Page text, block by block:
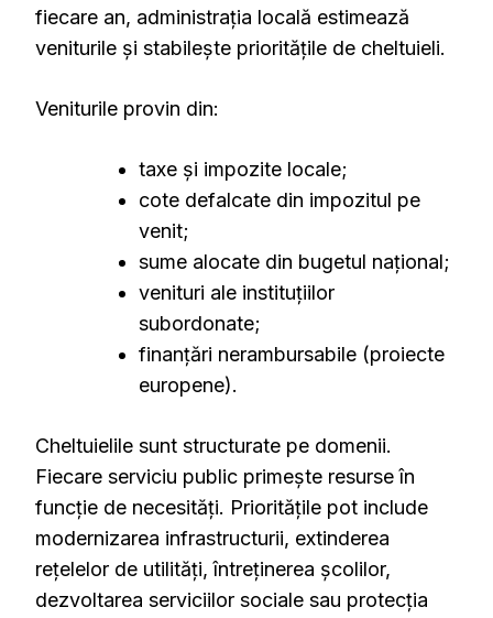
fiecare an, administrația locală estimează
veniturile și stabilește prioritățile de cheltuieli.
Veniturile provin din:
taxe și impozite locale;
cote defalcate din impozitul pe
venit;
sume alocate din bugetul național;
venituri ale instituțiilor
subordonate;
finanțări nerambursabile (proiecte
europene).
Cheltuielile sunt structurate pe domenii.
Fiecare serviciu public primește resurse în
funcție de necesități. Prioritățile pot include
modernizarea infrastructurii, extinderea
rețelelor de utilități, întreținerea școlilor,
dezvoltarea serviciilor sociale sau protecția